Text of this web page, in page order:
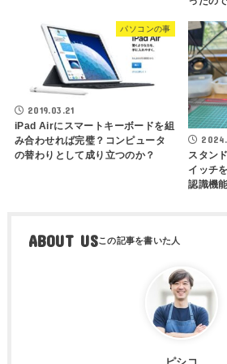
パソコンの事
2019.03.21
iPad Airにスマートキーボードを組
み合わせれば完璧？コンピュータ
の替わりとして成り立つのか？
スタン
イッチ
認識機
ABOUT US